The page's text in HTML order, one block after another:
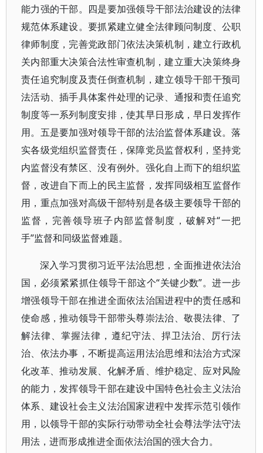
能力强的干部。四是要加强领导干部法治建设的法律
规范体系建设。要抓紧建立健全法律顾问制度、公职
律师制度，完善党政部门依法决策机制，建立行政机
关内部重大决策合法性审查机制，建立重大决策终身
责任追究制度及责任倒查机制，建立领导干部干预司
法活动、插手具体案件处理的记录、通报和责任追究
制度等一系列制度安排，使其早日形成，早日发挥作
用。五是要加强对领导干部的法治监督体系建设。落
实各级党组织监督责任，保障党员监督权利，坚持党
内监督没有禁区、没有例外。强化自上而下的组织监
督，改进自下而上的民主监督，发挥同级相互监督作
用，重点加强对高级干部特别是各级主要领导干部的
监督，完善领导班子内部监督制度，破解对“一把
手”监督和同级监督难题。
深入学习贯彻习近平法治思想，全面推进依法治
国，必须紧紧抓住领导干部这个“关键少数”。进一步
增强领导干部在推进全面依法治国进程中的责任感和
使命感，推动领导干部带头尊崇法治、敬畏法律、了
解法律、掌握法律，遵纪守法、捍卫法治、厉行法
治、依法办事，不断提高运用法治思维和法治方式深
化改革、推动发展、化解矛盾、维护稳定、应对风险
的能力，发挥领导干部在建设中国特色社会主义法治
体系、建设社会主义法治国家进程中发挥示范引领作
用，以领导干部的实际行动带动全社会尊法学法守法
用法，进而形成推进全面依法治国的强大合力。